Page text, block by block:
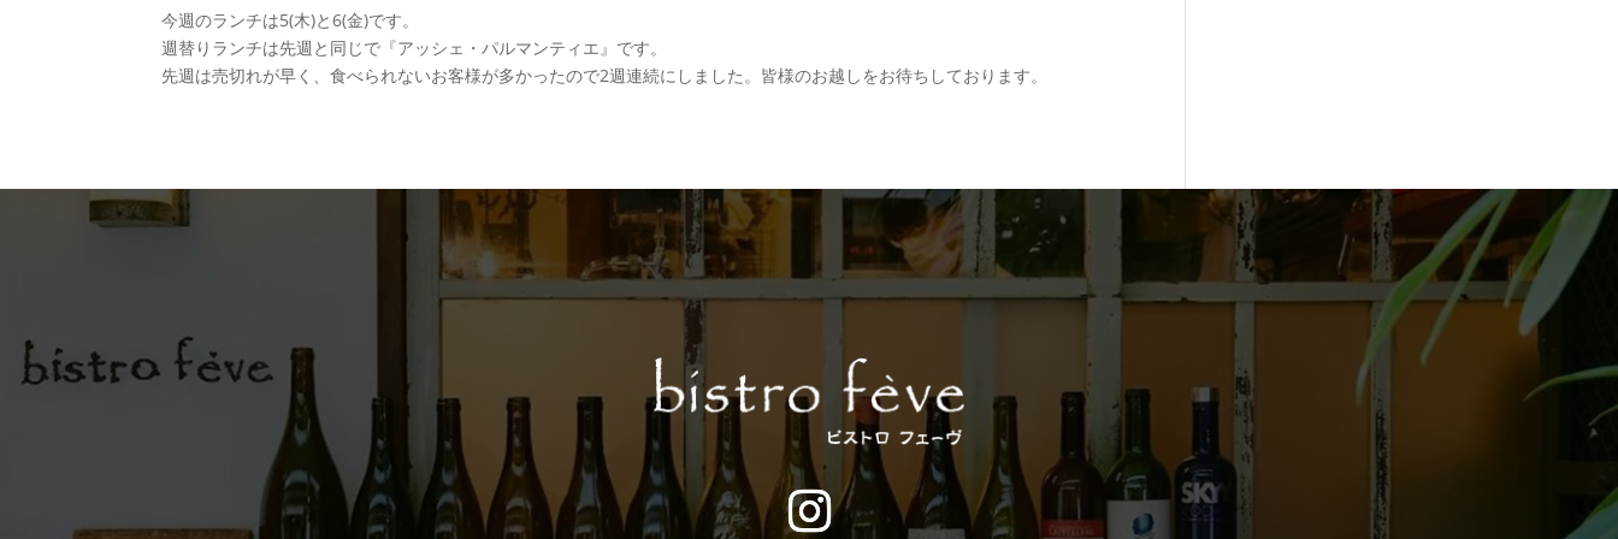
今週のランチは5(木)と6(金)です。
週替りランチは先週と同じで『アッシェ・パルマンティエ』です。
先週は売切れが早く、食べられないお客様が多かったので2週連続にしました。皆様のお越しをお待ちしております。